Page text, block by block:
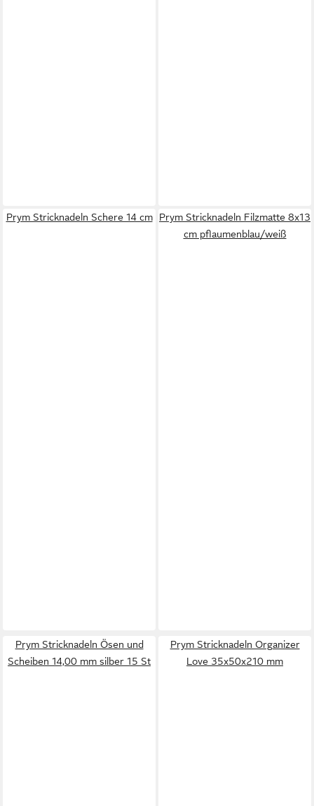
Prym Stricknadeln Schere 14 cm
Prym Stricknadeln Filzmatte 8x13
cm pflaumenblau/weiß
Prym Stricknadeln Ösen und
Scheiben 14,00 mm silber 15 St
Prym Stricknadeln Organizer
Love 35x50x210 mm